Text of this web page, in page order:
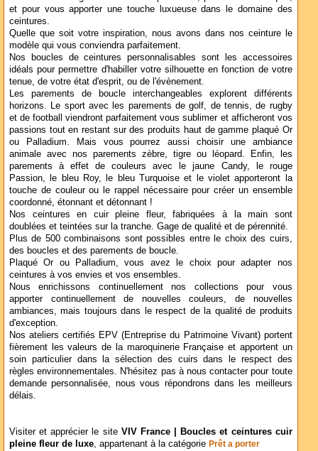
et pour vous apporter une touche luxueuse dans le domaine des
ceintures.
Quelle que soit votre inspiration, nous avons dans nos ceinture le
modèle qui vous conviendra parfaitement.
Nos boucles de ceintures personnalisables sont les accessoires
idéals pour permettre d'habiller votre silhouette en fonction de votre
tenue, de votre état d'esprit, ou de l'évènement.
Les parements de boucle interchangeables explorent différents
horizons. Le sport avec les parements de golf, de tennis, de rugby
et de football viendront parfaitement vous sublimer et afficheront vos
passions tout en restant sur des produits haut de gamme plaqué Or
ou Palladium. Mais vous pourrez aussi choisir une ambiance
animale avec nos parements zèbre, tigre ou léopard. Enfin, les
parements à effet de couleurs avec le jaune Candy, le rouge
Passion, le bleu Roy, le bleu Turquoise et le violet apporteront la
touche de couleur ou le rappel nécessaire pour créer un ensemble
coordonné, étonnant et détonnant !
Nos ceintures en cuir pleine fleur, fabriquées à la main sont
doublées et teintées sur la tranche. Gage de qualité et de pérennité.
Plus de 500 combinaisons sont possibles entre le choix des cuirs,
des boucles et des parements de boucle.
Plaqué Or ou Palladium, vous avez le choix pour adapter nos
ceintures à vos envies et vos ensembles.
Nous enrichissons continuellement nos collections pour vous
apporter continuellement de nouvelles couleurs, de nouvelles
ambiances, mais toujours dans le respect de la qualité de produits
d'exception.
Nos ateliers certifiés EPV (Entreprise du Patrimoine Vivant) portent
fièrement les valeurs de la maroquinerie Française et apportent un
soin particulier dans la sélection des cuirs dans le respect des
règles environnementales. N'hésitez pas à nous contacter pour toute
demande personnalisée, nous vous répondrons dans les meilleurs
délais.
Visiter et apprécier le site VIV France | Boucles et ceintures cuir
pleine fleur de luxe, appartenant à la catégorie Prêt a porter